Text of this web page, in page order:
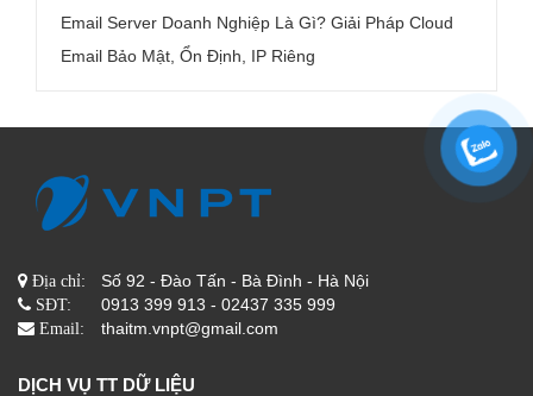
Email Server Doanh Nghiệp Là Gì? Giải Pháp Cloud
Email Bảo Mật, Ổn Định, IP Riêng
Địa chỉ: Số 92 - Đào Tấn - Bà Đình - Hà Nội
SĐT: 0913 399 913 - 02437 335 999
Email: thaitm.vnpt@gmail.com
DỊCH VỤ TT DỮ LIỆU